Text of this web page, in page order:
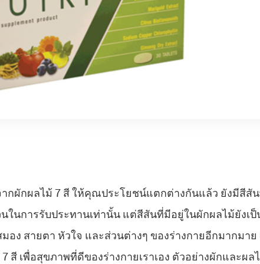
กผักผลไม้ 7 สีให้คุณประโยชน์แตกต่างกันแล้ว ยังมีสีสั
นการรับประทานเท่านั้น แต่สีสันที่มีอยู่ในผักผลไม้ยังเ
ง สายตา หัวใจ และส่วนต่างๆ ของร่างกายอีกมากมาย
เพื่อสุขภาพที่ดีของร่างกายเราเอง ตัวอย่างผักและผ